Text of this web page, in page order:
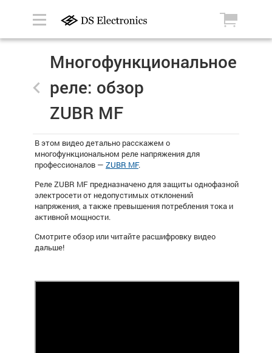
Многофункциональное
реле: обзор
ZUBR MF
В этом видео детально расскажем о
многофункциональном реле напряжения для
профессионалов — ZUBR MF.
Реле ZUBR MF предназначено для защиты однофазной
электросети от недопустимых отклонений
напряжения, а также превышения потребления тока и
активной мощности.
Смотритеобзор или читайте расшифровку видео
дальше!